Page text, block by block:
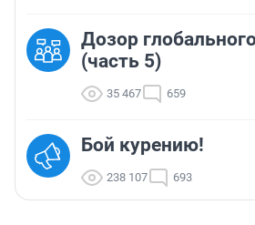
Дозор
(часть 5)
35 467 659
Бой курению!
238 107 693